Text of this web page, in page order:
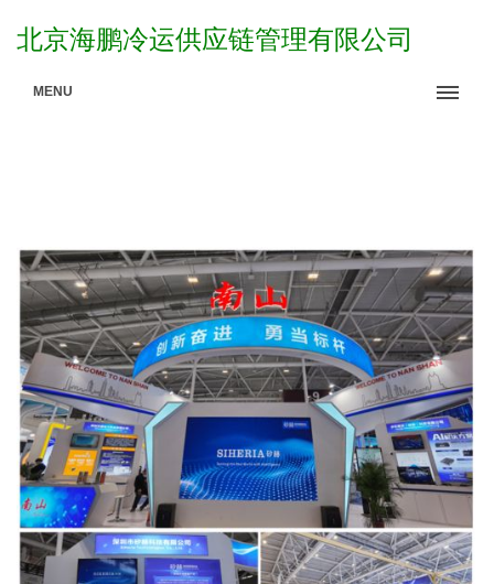
北京海鹏冷运供应链管理有限公司
MENU